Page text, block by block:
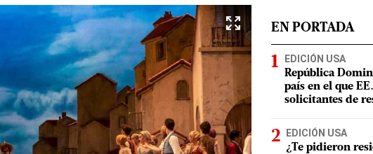
EN PORTADA
EDICIÓN USA
República
país en el que
solicitantes de
EDICIÓN USA
¿Te pidieron